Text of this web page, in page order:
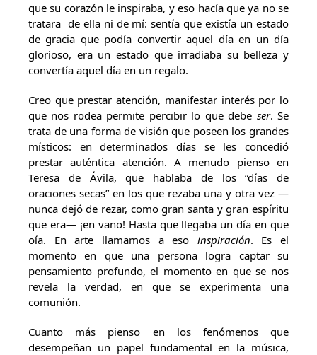
que su corazón le inspiraba, y eso hacía que ya no se
tratara de ella ni de mí: sentía que existía un estado
de gracia que podía convertir aquel día en un día
glorioso, era un estado que irradiaba su belleza y
convertía aquel día en un regalo.
Creo que prestar atención, manifestar interés por lo
que nos rodea permite percibir lo que debe ser. Se
trata de una forma de visión que poseen los grandes
místicos: en determinados días se les concedió
prestar auténtica atención. A menudo pienso en
Teresa de Ávila, que hablaba de los “días de
oraciones secas” en los que rezaba una y otra vez —
nunca dejó de rezar, como gran santa y gran espíritu
que era— ¡en vano! Hasta que llegaba un día en que
oía. En arte llamamos a eso inspiración. Es el
momento en que una persona logra captar su
pensamiento profundo, el momento en que se nos
revela la verdad, en que se experimenta una
comunión.
Cuanto más pienso en los fenómenos que
desempeñan un papel fundamental en la música,